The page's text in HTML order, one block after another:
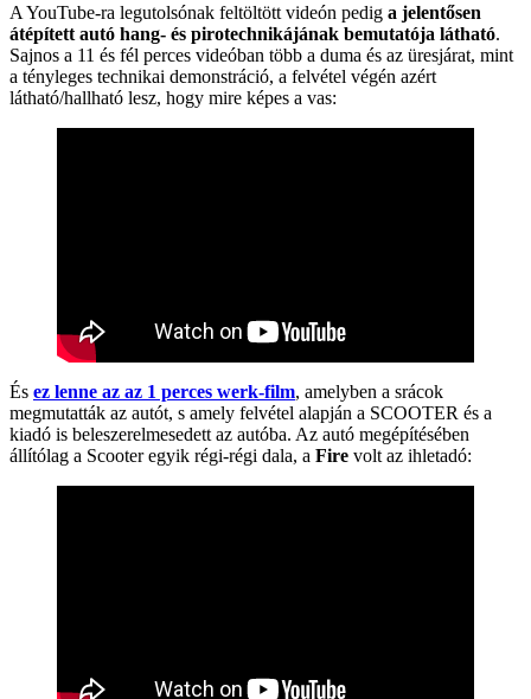
A YouTube-ra legutolsónak feltöltött videón pedig a jelentősen
átépített autó hang- és pirotechnikájának bemutatója látható.
Sajnos a 11 és fél perces videóban több a duma és az üresjárat, mint
a tényleges technikai demonstráció, a felvétel végén azért
látható/hallható lesz, hogy mire képes a vas:
És ez lenne az az 1 perces werk-film, amelyben a srácok
megmutatták az autót, s amely felvétel alapján a SCOOTER és a
kiadó is beleszerelmesedett az autóba. Az autó megépítésében
állítólag a Scooter egyik régi-régi dala, a Fire volt az ihletadó: